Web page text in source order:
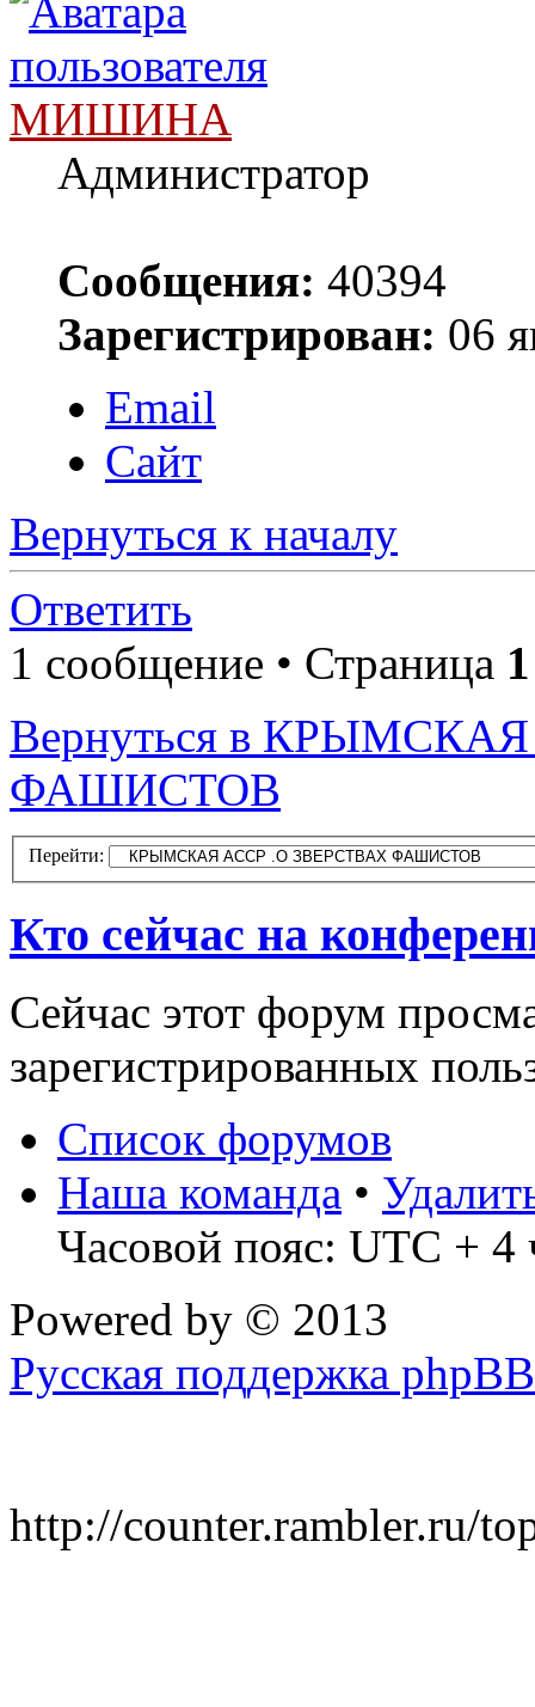
МИШИНА
Администратор
Сообщения: 40394
Зарегистрирован: 06
Email
Сайт
Вернуться к началу
Ответить
1 сообщение • Страница 1
Вернуться в
ФАШИСТОВ
Перейти:
Кто сейчас на
Сейчас этот форум
зарегистрированных
Список форумов
Наша команда •
Часовой пояс: UTC + 4
Powered by © 2013
Русская поддержка phpBB
http://counter.rambler.ru/